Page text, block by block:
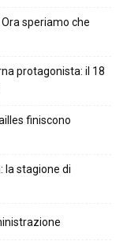
Ora speriamo che
protagonista: il 18
finiscono
la stagione di